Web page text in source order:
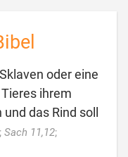
oder eine
ihrem
das Rind soll
; Sach 11,12;